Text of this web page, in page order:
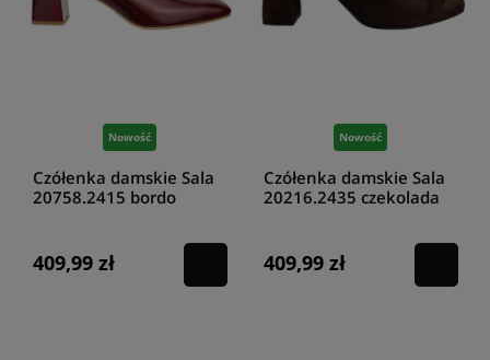
Nowość
Czółenka damskie Sala
20758.2415 bordo
409,99 zł
Nowość
Czółenka damskie Sala
20216.2435 czekolada
409,99 zł